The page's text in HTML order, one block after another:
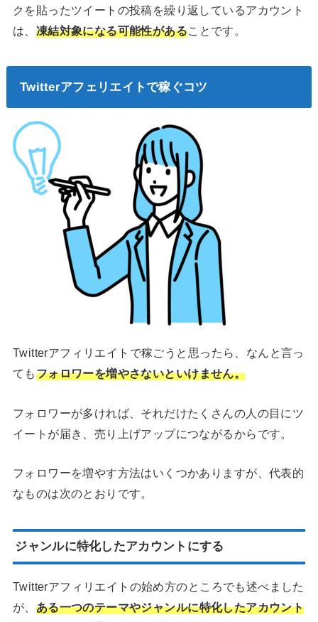
クを貼ったツイートの投稿を繰り返しているアカウント
は、 凍結対象になる可能性があることです。
Twitterアフェリエイトで稼ぐコツ
Twitterアフィリエイトで稼ごうと思ったら、なんと言っ
てもフォロワーを増やさないといけません。
フォロワーが多ければ、それだけたくさんの人の目にツ
イートが届き、売り上げアップにつながるからです。
フォロワーを増やす方法はいくつかありますが、代表的
なものは次のとおりです。
ジャンルに特化したアカウントにする
Twitterアフィリエイトの始め方のところでも述べました
が、 ある一つのテーマやジャンルに特化したアカウント